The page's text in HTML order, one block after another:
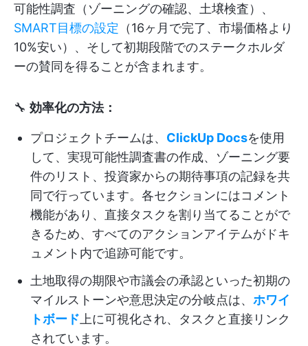
可能性調査（ゾーニングの確認、土壌検査）、
SMART目標の設定 （16ヶ月で完了、市場価格より
10%安い）、そして初期段階でのステークホルダ
ーの賛同を得ることが含まれます。
🔧 効率化の方法：
プロジェクトチームは、 ClickUp Docsを使用
して、実現可能性調査書の作成、ゾーニング要
件のリスト、投資家からの期待事項の記録を共
同で行っています。各セクションにはコメント
機能があり、直接タスクを割り当てることがで
きるため、すべてのアクションアイテムがドキ
ュメント内で追跡可能です。
土地取得の期限や市議会の承認といった初期の
マイルストーンや意思決定の分岐点は、 ホワイ
トボード 上に可視化され、タスクと直接リンク
されています。